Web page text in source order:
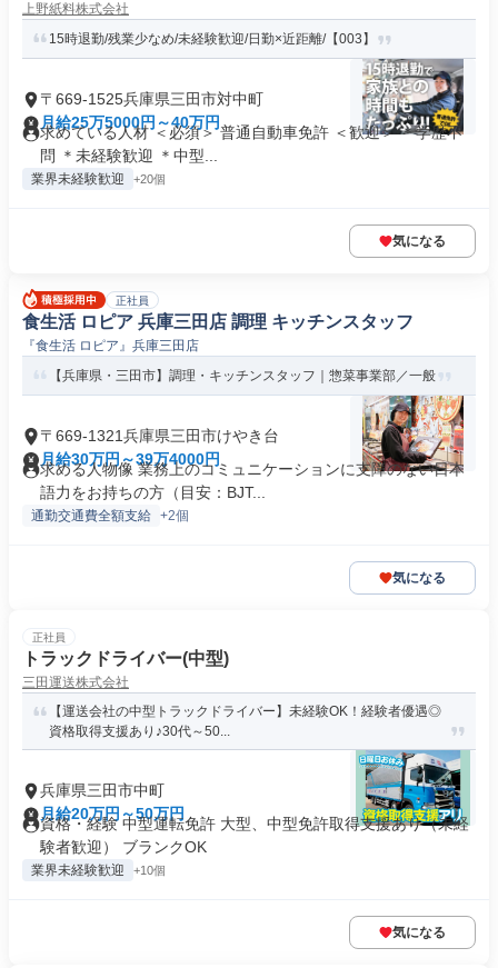
上野紙料株式会社
15時退勤/残業少なめ/未経験歓迎/日勤×近距離/【003】
〒669-1525兵庫県三田市対中町
月給25万5000円～40万円
求めている人材 ＜必須＞ 普通自動車免許 ＜歓迎＞ ＊学歴不
問 ＊未経験歓迎 ＊中型...
業界未経験歓迎 +20個
気になる
正社員
食生活 ロピア 兵庫三田店 調理 キッチンスタッフ
『食生活 ロピア』兵庫三田店
【兵庫県・三田市】調理・キッチンスタッフ｜惣菜事業部／一般
〒669-1321兵庫県三田市けやき台
月給30万円～39万4000円
求める人物像 業務上のコミュニケーションに支障のない日本
語力をお持ちの方（目安：BJT...
通勤交通費全額支給 +2個
気になる
正社員
トラックドライバー(中型)
三田運送株式会社
【運送会社の中型トラックドライバー】未経験OK！経験者優遇◎
資格取得支援あり♪30代～50...
兵庫県三田市中町
月給20万円～50万円
資格・経験 中型運転免許 大型、中型免許取得支援あり（未経
験者歓迎） ブランクOK
業界未経験歓迎 +10個
気になる